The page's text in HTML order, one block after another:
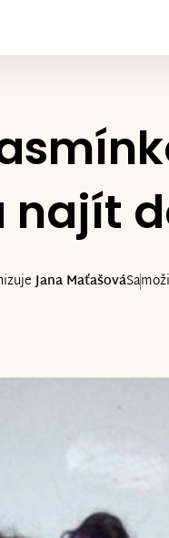
najít
Jana Maťašová